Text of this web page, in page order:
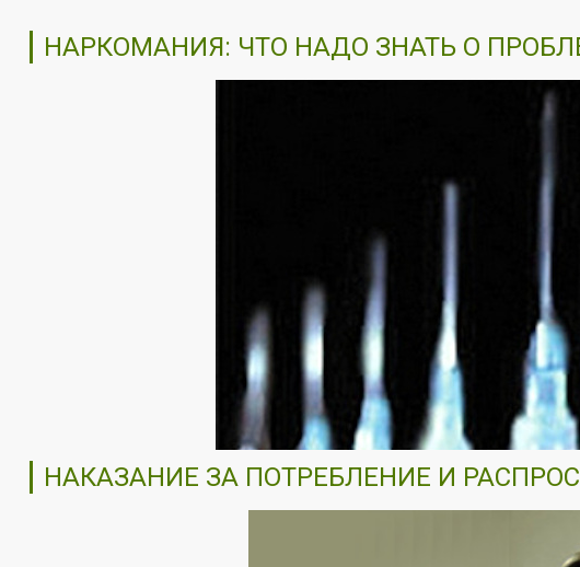
НАРКОМАНИЯ: ЧТО НАДО ЗНАТЬ О
НАКАЗАНИЕ ЗА ПОТРЕБЛЕНИЕ И